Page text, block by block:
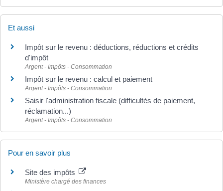
Et aussi
Impôt sur le revenu : déductions, réductions et crédits
d'impôt
Argent - Impôts - Consommation
Impôt sur le revenu : calcul et paiement
Argent - Impôts - Consommation
Saisir l'administration fiscale (difficultés de paiement,
réclamation...)
Argent - Impôts - Consommation
Pour en savoir plus
Site des impôts
Ministère chargé des finances